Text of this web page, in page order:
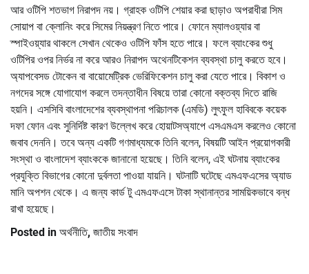
আর ওটিপি শতভাগ নিরাপদ নয়। গ্রাহক ওটিপি শেয়ার করা ছাড়াও অপরাধীরা সিম
সোয়াপ বা ক্লোনিং করে সিমের নিয়ন্ত্রণ নিতে পারে। ফোনে ম্যালওয়্যার বা
স্পাইওয়্যার থাকলে সেখান থেকেও ওটিপি ফাঁস হতে পারে। ফলে ব্যাংকের শুধু
ওটিপির ওপর নির্ভর না করে আরও নিরাপদ অথেনটিকেশন ব্যবস্থা চালু করতে হবে।
অ্যাপবেসড টোকেন বা বায়োমেট্রিক ভেরিফিকেশন চালু করা যেতে পারে। বিকাশ ও
নগদের সঙ্গে যোগাযোগ করলে তদন্তাধীন বিষয়ে তারা কোনো বক্তব্য দিতে রাজি
হয়নি। এসসিবি বাংলাদেশের ব্যবস্থাপনা পরিচালক (এমডি) লুৎফুল হাবিবকে কয়েক
দফা ফোন এবং সুনির্দিষ্ট কারণ উল্লেখ করে হোয়াটসঅ্যাপে এসএমএস করলেও কোনো
জবাব দেননি। তবে অন্য একটি গণমাধ্যমকে তিনি বলেন, বিষয়টি আইন প্রয়োগকারী
সংস্থা ও বাংলাদেশ ব্যাংককে জানানো হয়েছে। তিনি বলেন, এই ঘটনায় ব্যাংকের
প্রযুক্তি বিভাগের কোনো দুর্বলতা পাওয়া যায়নি। ঘটনাটি ঘটেছে এমএফএসের অ্যাড
মানি অপশন থেকে। এ জন্য কার্ড টু এমএফএসে টাকা স্থানান্তর সাময়িকভাবে বন্ধ
রাখা হয়েছে।
Posted in অর্থনীতি, জাতীয় সংবাদ